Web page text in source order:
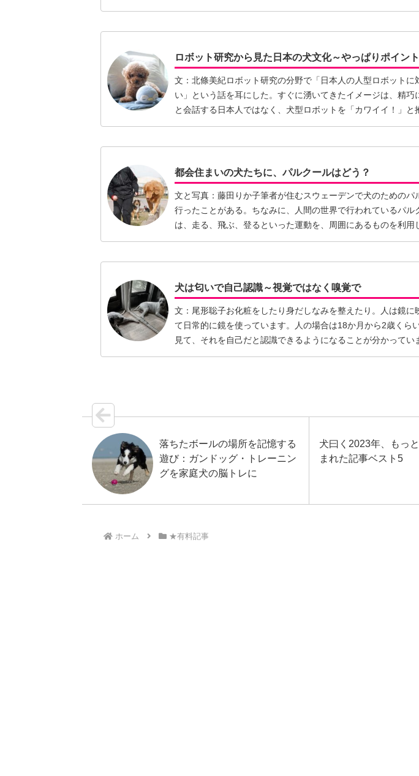
ときに…【続きを読む】
ロボット研究から見た日本の犬文化～やっぱりポイン
文：北條美紀ロボット研究の分野で「日本人の人型ロボットに
い」という話を耳にした。すぐに湧いてきたイメージは、精巧
と会話する日本人ではなく、犬型ロボットを「カワイイ！」と
しかし…【続きを読む】
都会住まいの犬たちに、パルクールはどう？
文と写真：藤田りか子筆者が住むスウェーデンで犬のためのパ
行ったことがある。ちなみに、人間の世界で行われているパル
は、走る、飛ぶ、登るといった運動を、周囲にあるものを利用
別な施設…【続きを読む】
犬は匂いで自己認識～視覚ではなく嗅覚で
文：尾形聡子お化粧をしたり身だしなみを整えたり。人は鏡に
て日常的に鏡を使っています。人の場合は18か月から2歳くら
見て、それを自己だと認識できるようになることが分かってい
も、鏡…【続きを読む】
落ちたボールの場所を記憶する
遊び：ガンドッグ・トレーニン
グを家庭犬の脳トレに
犬曰く2023年、もっ
まれた記事ベスト5
ホーム ★有料記事